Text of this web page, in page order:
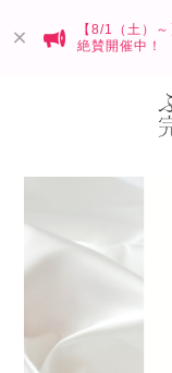
【8/1（土）
絶賛開催中！